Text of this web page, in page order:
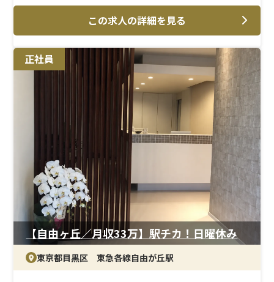
＜メイン施術＞
注入を中心とした施術を幅広く経験でき、技術力を磨きた
い方に最適な環境です。美容看護師としてのスキルを積み
重ねたい方にとって、キャリア形成に直結する施術内容が
揃っています。
先輩スタッフや医師のもとで実践的に学べる環境が整っ
ており、経験者の方もさらにステップアップできる体制で
す。専門性を高め、安心して施術に臨めるようサポートが
用意されています。
＜待遇＞
月給31万円スタートに加え、昇給・賞与制度や報奨金制
度も整っており、頑張りがしっかりと反映されます。年間
休日125日以上、産休育休の取得実績、社員家族割引な
ど、プライベートも大切にできる環境です。
この求人の詳細を見る
正社員
【自由ヶ丘／月収33万】駅チカ！日曜休み
東京都目黒区 東急各線自由が丘駅